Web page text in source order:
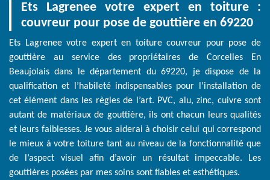
Ets Lagrenee votre expert en toiture :
couvreur pour pose de gouttière en 69220
Ets Lagrenee votre expert en toiture couvreur pour pose de
gouttière au service des propriétaires de Corcelles En
Beaujolais dans le département du 69220, je dispose de la
qualification et l’habileté indispensables pour l’installation de
cet élément dans les règles de l’art. PVC, alu, zinc, cuivre sont
autant de matériaux de gouttière, ils ont chacun leurs qualités
et leurs faiblesses. Je vous aiderai à choisir celui qui correspond
le mieux à votre toiture tant au niveau de la fonctionnalité que
de l’aspect visuel afin d’avoir un résultat impeccable. Les
gouttières posées par mes soins sont fiables et esthétiques.